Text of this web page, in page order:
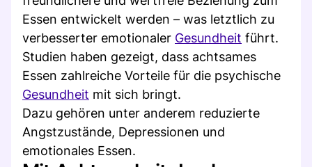
Essen entwickelt werden – was letztlich zu
verbesserter emotionaler Gesundheit führt.
Studien haben gezeigt, dass achtsames
Essen zahlreiche Vorteile für die psychische
Gesundheit mit sich bringt.
Dazu gehören unter anderem reduzierte
Angstzustände, Depressionen und
emotionales Essen.